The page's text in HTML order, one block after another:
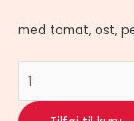
med tomat, ost,